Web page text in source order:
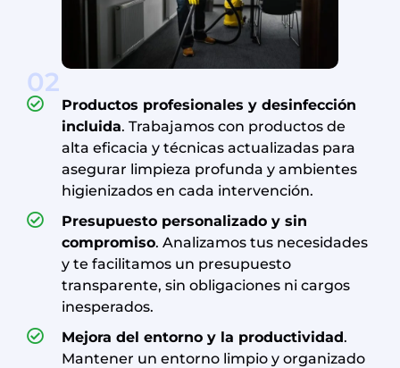
02
Productos profesionales y desinfección
incluida. Trabajamos con productos de
alta eficacia y técnicas actualizadas para
asegurar limpieza profunda y ambientes
higienizados en cada intervención.
Presupuesto personalizado y sin
compromiso. Analizamos tus necesidades
y te facilitamos un presupuesto
transparente, sin obligaciones ni cargos
inesperados.
Mejora del entorno y la productividad.
Mantener un entorno limpio y organizado